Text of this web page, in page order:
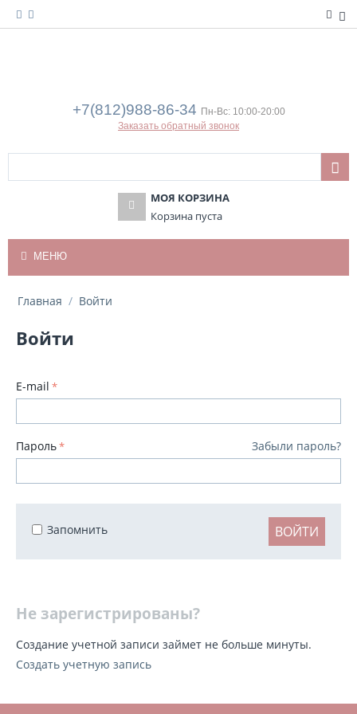
+7(812)988-86-34 Пн-Вс: 10:00-20:00
Заказать обратный звонок
МОЯ КОРЗИНА
Корзина пуста
МЕНЮ
Главная / Войти
Войти
E-mail
Пароль Забыли пароль?
ВОЙТИ
Запомнить
Не зарегистрированы?
Создание учетной записи займет не больше минуты.
Создать учетную запись